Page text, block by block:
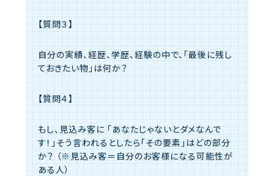
【質問３】
自分の実績、経歴、学歴、経験の中で、「最後に残し
ておきたい物」は何か？
【質問４】
もし、見込み客に 「あなたじゃないとダメなんで
す！」そう言われるとしたら「その要素」はどの部分
か？（※見込み客＝自分のお客様になる可能性が
ある人）